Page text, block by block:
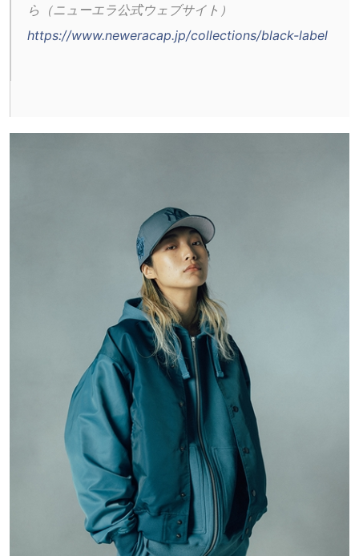
ら（ニューエラ公式ウェブサイト）
https://www.neweracap.jp/collections/black-label